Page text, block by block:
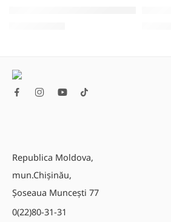
Republica Moldova,
mun.Chișinău,
Șoseaua Muncești 77
0(22)80-31-31